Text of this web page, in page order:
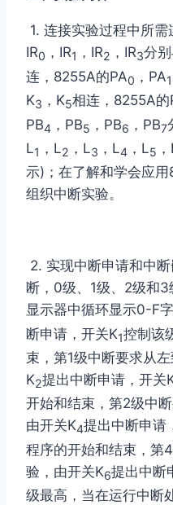
1. 连接实验过程中所
IR0 ，IR1 ，IR2 ，IR3分
连，8255A的PA0 ，PA1
K3 ，K5相连，8255A的
PB4 ，PB5 ，PB6 ，PB7
L1 ，L2 ，L3 ，L4 ，L5
示)；在了解和学会应
组织中断实验。
2. 实现中断申请和中
断，0级、1级、2级和
显示器中循环显示0-F
断申请，开关K1控制该
束，第1级中断要求从
K2提出中断申请，开关
开始和结束，第2级中
由开关K4提出中断申请
程序的开始和结束，第
验，由开关K6提出中断
级最高，当在运行中断